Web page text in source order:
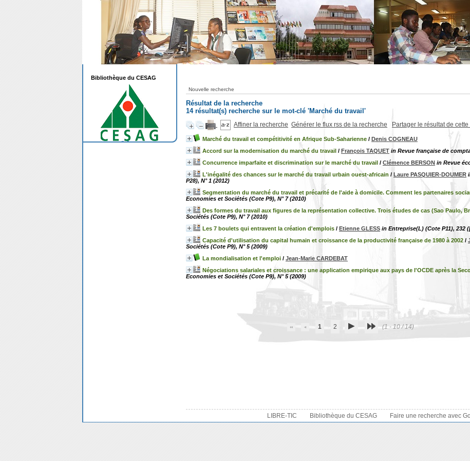
Nouvelle recherche
Résultat de la recherche
14 résultat(s) recherche sur le mot-clé 'Marché du travail'
Affiner la recherche Générer le flux rss de la recherche Partager le résultat de
Marché du travail et compétitivité en Afrique Sub-Saharienne / Denis COGNEAU
Accord sur la modernisation du marché du travail / François TAQUET in Revue française de
Concurrence imparfaite et discrimination sur le marché du travail / Clémence BERSON in Revue
L'inégalité des chances sur le marché du travail urbain ouest-africain / Laure PASQUIER-DOUMER
P28), N° 1 (2012)
Segmentation du marché du travail et précarité de l'aide à domicile. Comment les partenaires
Economies et Sociétés (Cote P9), N° 7 (2010)
Des formes du travail aux figures de la représentation collective. Trois études de cas (Sao Paulo,
Sociétés (Cote P9), N° 7 (2010)
Les 7 boulets qui entravent la création d'emplois / Etienne GLESS in Entreprise(L) (Cote P11), 232
Capacité d'utilisation du capital humain et croissance de la productivité française de 1980 à 2002 /
Sociétés (Cote P9), N° 5 (2009)
La mondialisation et l'emploi / Jean-Marie CARDEBAT
Négociations salariales et croissance : une application empirique aux pays de l'OCDE après la
Economies et Sociétés (Cote P9), N° 5 (2009)
1 2 (1 - 10 / 14)
LIBRE-TIC Bibliothèque du CESAG Faire une recherche avec
Bibliothèque du CESAG